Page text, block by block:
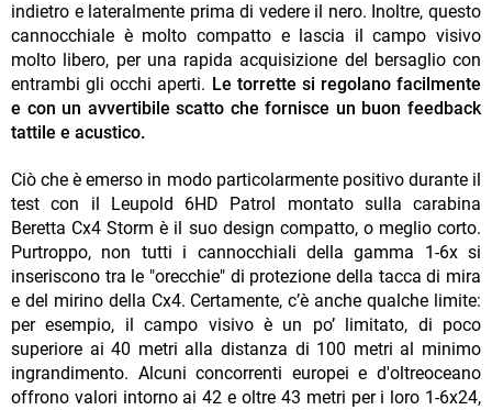
indietro e lateralmente prima di vedere il nero. Inoltre, questo
cannocchiale è molto compatto e lascia il campo visivo
molto libero, per una rapida acquisizione del bersaglio con
entrambi gli occhi aperti. Le torrette si regolano facilmente
e con un avvertibile scatto che fornisce un buon feedback
tattile e acustico.
Ciò che è emerso in modo particolarmente positivo durante il
test con il Leupold 6HD Patrol montato sulla carabina
Beretta Cx4 Storm è il suo design compatto, o meglio corto.
Purtroppo, non tutti i cannocchiali della gamma 1-6x si
inseriscono tra le "orecchie" di protezione della tacca di mira
e del mirino della Cx4. Certamente, c’è anche qualche limite:
per esempio, il campo visivo è un po’ limitato, di poco
superiore ai 40 metri alla distanza di 100 metri al minimo
ingrandimento. Alcuni concorrenti europei e d'oltreoceano
offrono valori intorno ai 42 e oltre 43 metri per i loro 1-6x24,